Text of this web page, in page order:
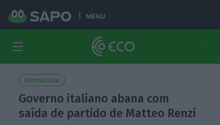
MENU
Internacional
Governo italiano abana com
saída de partido de Matteo Renzi